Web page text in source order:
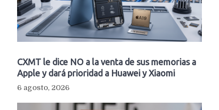
CXMT le dice NO a la venta de sus memorias a
Apple y dará prioridad a Huawei y Xiaomi
6 agosto, 2026